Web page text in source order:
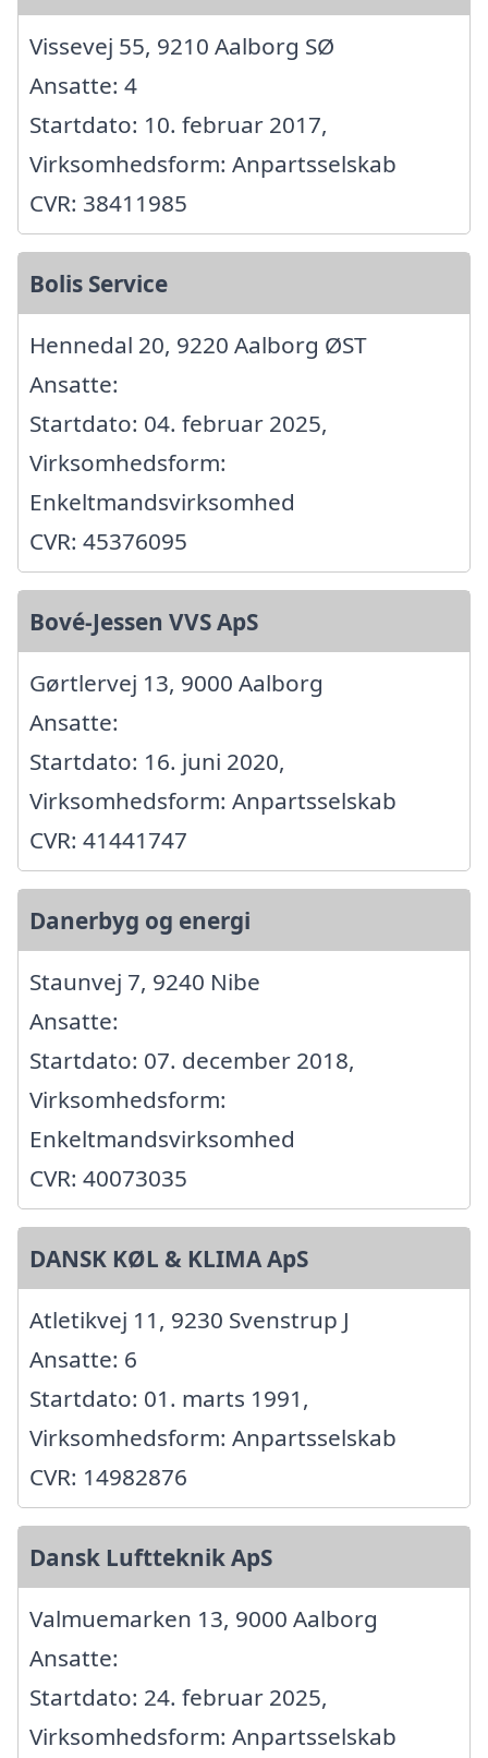
Vissevej 55, 9210 Aalborg SØ
Ansatte: 4
Startdato: 10. februar 2017,
Virksomhedsform: Anpartsselskab
CVR: 38411985
Bolis Service
Hennedal 20, 9220 Aalborg ØST
Ansatte:
Startdato: 04. februar 2025,
Virksomhedsform:
Enkeltmandsvirksomhed
CVR: 45376095
Bové-Jessen VVS ApS
Gørtlervej 13, 9000 Aalborg
Ansatte:
Startdato: 16. juni 2020,
Virksomhedsform: Anpartsselskab
CVR: 41441747
Danerbyg og energi
Staunvej 7, 9240 Nibe
Ansatte:
Startdato: 07. december 2018,
Virksomhedsform:
Enkeltmandsvirksomhed
CVR: 40073035
DANSK KØL & KLIMA ApS
Atletikvej 11, 9230 Svenstrup J
Ansatte: 6
Startdato: 01. marts 1991,
Virksomhedsform: Anpartsselskab
CVR: 14982876
Dansk Luftteknik ApS
Valmuemarken 13, 9000 Aalborg
Ansatte:
Startdato: 24. februar 2025,
Virksomhedsform: Anpartsselskab